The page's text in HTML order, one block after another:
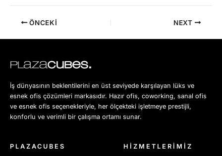
ÖNCEKI NEXT
İş dünyasının beklentilerini en üst seviyede karşılayan lüks ve
esnek ofis çözümleri markasıdır. Hazır ofis, coworking, sanal ofis
ve esnek ofis seçenekleriyle, her ölçekteki işletmeye prestijli,
konforlu ve verimli bir çalışma ortamı sunar.
PLAZACUBES HİZMETLERİMİZ